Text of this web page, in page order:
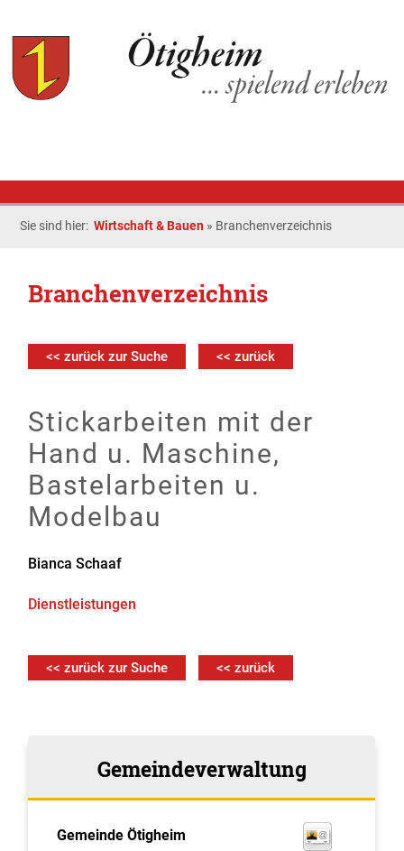
Sie sind hier:Wirtschaft & Bauen » Branchenverzeichnis
Branchenverzeichnis
<< zurück zur Suche << zurück
Stickarbeiten mit der
Hand u. Maschine,
Bastelarbeiten u.
Modelbau
Bianca Schaaf
Dienstleistungen
<< zurück zur Suche << zurück
Gemeindeverwaltung
Gemeinde Ötigheim